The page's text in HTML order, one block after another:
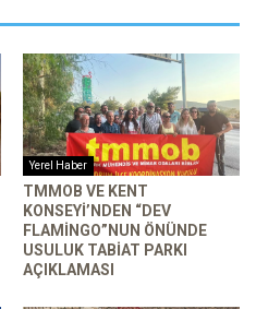
Yerel Haber
TMMOB VE KENT
KONSEYI’NDEN “DEV
FLAMINGO”NUN ÖNÜNDE
USULUK TABIAT PARKI
AÇIKLAMASI